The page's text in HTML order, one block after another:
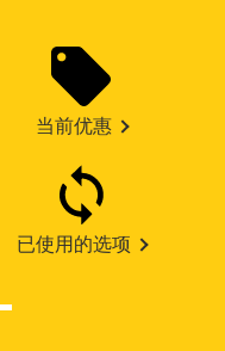
当前优惠
已使用的选项